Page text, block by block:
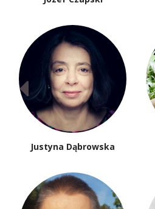
Justyna Dąbrowska